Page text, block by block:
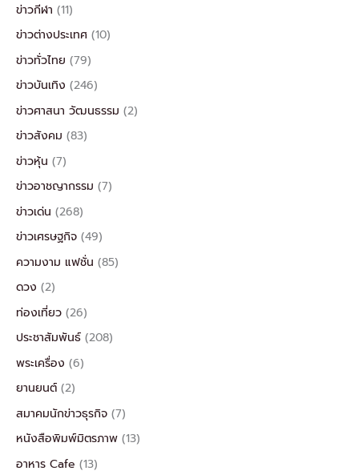
ข่าวกีฬา (11)
ข่าวต่างประเทศ (10)
ข่าวทั่วไทย (79)
ข่าวบันเทิง (246)
ข่าวศาสนา วัฒนธรรม (2)
ข่าวสังคม (83)
ข่าวหุ้น (7)
ข่าวอาชญากรรม (7)
ข่าวเด่น (268)
ข่าวเศรษฐกิจ (49)
ความงาม แฟชั่น (85)
ดวง (2)
ท่องเที่ยว (26)
ประชาสัมพันธ์ (208)
พระเครื่อง (6)
ยานยนต์ (2)
สมาคมนักข่าวธุรกิจ (7)
หนังสือพิมพ์มิตรภาพ (13)
อาหาร Cafe (13)